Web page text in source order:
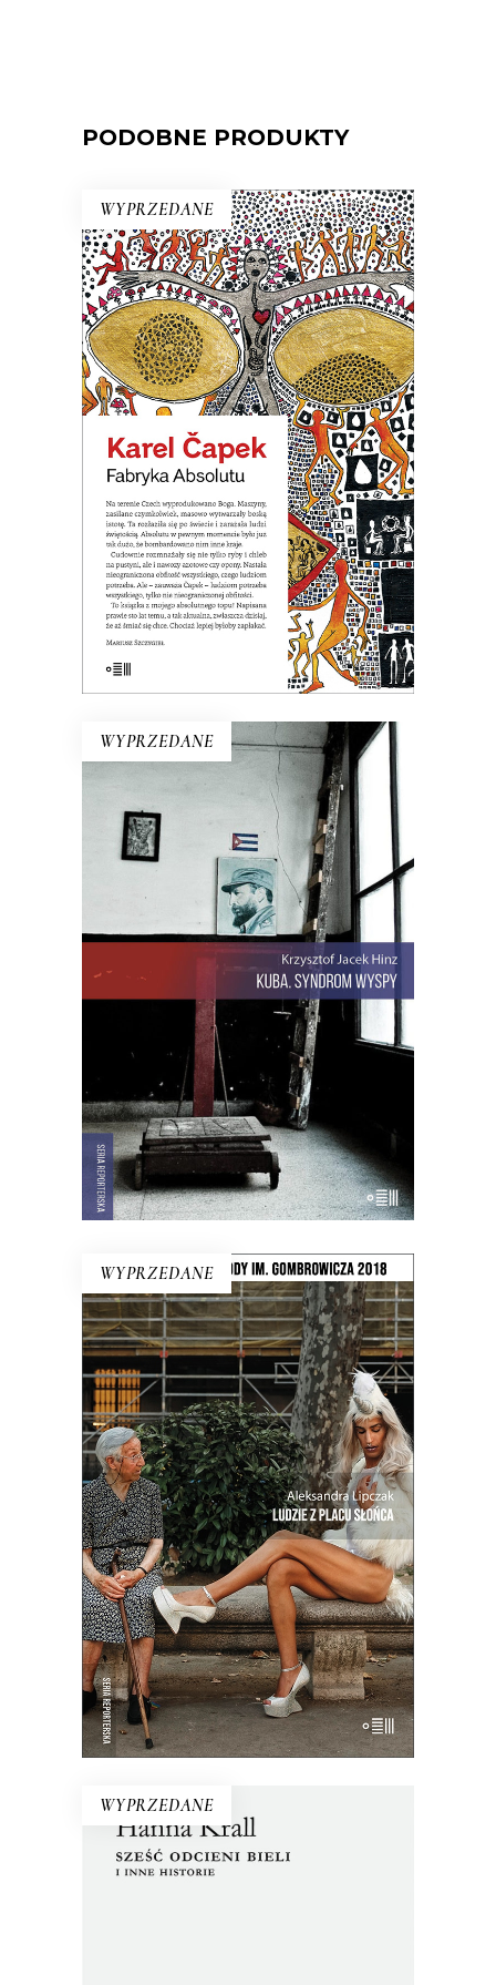
PODOBNE PRODUKTY
WYPRZEDANE
E-BOOK DO KOSZYKA
FABRYKA ABSOLUTU
Na terenie Czech wyprodukowano
Boga. Nastała na świecie
nieograniczona obfitość wszystkiego.
Ale okazało się, że ludziom potrzeba
wszystkiego, tylko nie nieograniczonej
obfitości.
39.00zł 19.50zł
WYPRZEDANE
E-BOOK DO KOSZYKA
KUBA. SYNDROM WYSPY
Rewolucja i dysydenci, Kubanki
walczące o podpaski i Kubańczycy,
którzy obrażają rewolucję szortami i
sandałami. Jest tu dawna świetność
Hawany, są prosięta hodowane w
wannach i jest krowa – bohaterka
rewolucji.
44.00 zł 22.00zł
WYPRZEDANE
E-BOOK DO KOSZYKA
LUDZIE Z PLACU SŁOŃCA
Intymny portret kraju na rozdrożu.
Miejsca, w którym coś się skończyło, a
nowe jeszcze nie zaczęło. Reportaże o
Hiszpanii z krwi i kości, a nie z
turystycznego folderu.
39.00zł 19.50zł
WYPRZEDANE